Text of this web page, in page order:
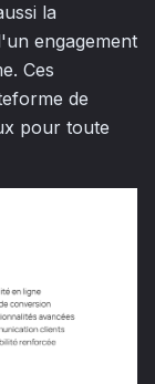
la
engagement
Ces
de
pour toute